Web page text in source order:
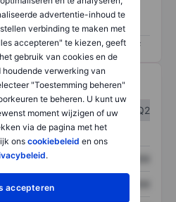
advertentie-inhoud te
verbinding te maken met
accepteren" te kiezen, geeft
gebruik van cookies en de
houdende verwerking van
"Toestemming beheren"
te beheren. U kunt uw
moment wijzigen of uw
via de pagina met het
ons cookiebeleid en ons
.
accepteren
/
Q1
Q2
XXXXXXX
XXXXXXX